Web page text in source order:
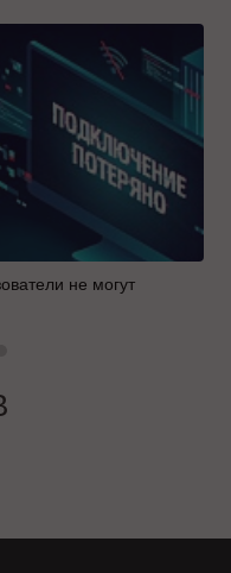
не могут